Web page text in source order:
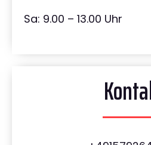
Sa: 9.00 – 13.00 Uhr